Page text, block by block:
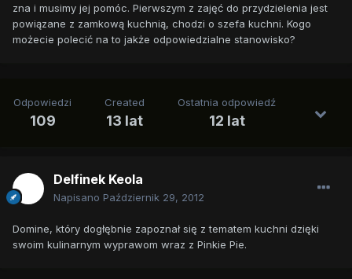
zna i musimy jej pomóc. Pierwszym z zajęć do przydzielenia jest
powiązane z zamkową kuchnią, chodzi o szefa kuchni. Kogo
możecie polecić na to jakże odpowiedzialne stanowisko?
Odpowiedzi
109
Created
13 lat
Ostatnia odpowiedź
12 lat
Delfinek Keola
Napisano Październik 29, 2012
Domine, który dogłębnie zapoznał się z tematem kuchni dzięki
swoim kulinarnym wyprawom wraz z Pinkie Pie.